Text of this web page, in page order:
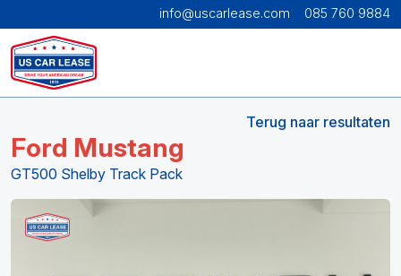
info@uscarlease.com 085 760 9884
Terug naar resultaten
Ford Mustang
GT500 Shelby Track Pack